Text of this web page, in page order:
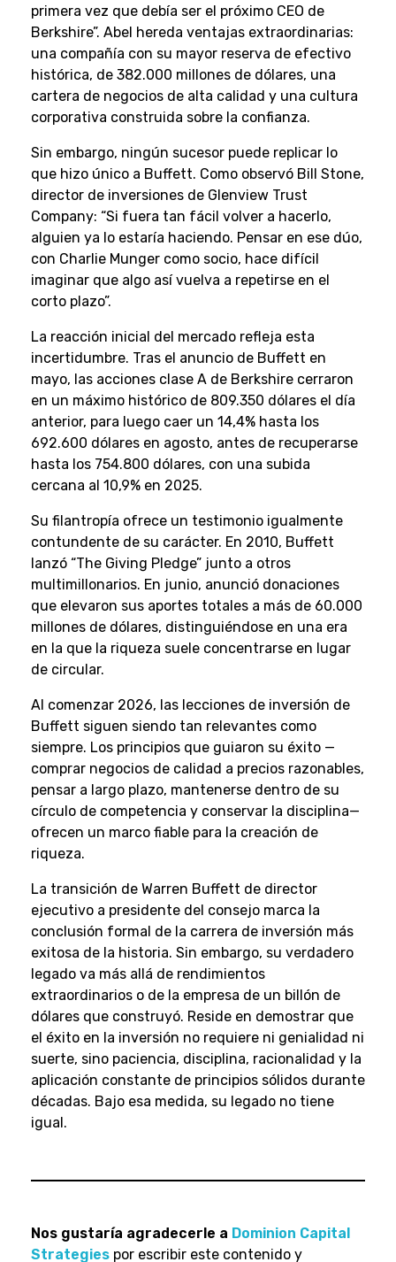
primera vez que debía ser el próximo CEO de
Berkshire”. Abel hereda ventajas extraordinarias:
una compañía con su mayor reserva de efectivo
histórica, de 382.000 millones de dólares, una
cartera de negocios de alta calidad y una cultura
corporativa construida sobre la confianza.
Sin embargo, ningún sucesor puede replicar lo
que hizo único a Buffett. Como observó Bill Stone,
director de inversiones de Glenview Trust
Company: “Si fuera tan fácil volver a hacerlo,
alguien ya lo estaría haciendo. Pensar en ese dúo,
con Charlie Munger como socio, hace difícil
imaginar que algo así vuelva a repetirse en el
corto plazo”.
La reacción inicial del mercado refleja esta
incertidumbre. Tras el anuncio de Buffett en
mayo, las acciones clase A de Berkshire cerraron
en un máximo histórico de 809.350 dólares el día
anterior, para luego caer un 14,4% hasta los
692.600 dólares en agosto, antes de recuperarse
hasta los 754.800 dólares, con una subida
cercana al 10,9% en 2025.
Su filantropía ofrece un testimonio igualmente
contundente de su carácter. En 2010, Buffett
lanzó “The Giving Pledge” junto a otros
multimillonarios. En junio, anunció donaciones
que elevaron sus aportes totales a más de 60.000
millones de dólares, distinguiéndose en una era
en la que la riqueza suele concentrarse en lugar
de circular.
Al comenzar 2026, las lecciones de inversión de
Buffett siguen siendo tan relevantes como
siempre. Los principios que guiaron su éxito —
comprar negocios de calidad a precios razonables,
pensar a largo plazo, mantenerse dentro de su
círculo de competencia y conservar la disciplina—
ofrecen un marco fiable para la creación de
riqueza.
La transición de Warren Buffett de director
ejecutivo a presidente del consejo marca la
conclusión formal de la carrera de inversión más
exitosa de la historia. Sin embargo, su verdadero
legado va más allá de rendimientos
extraordinarios o de la empresa de un billón de
dólares que construyó. Reside en demostrar que
el éxito en la inversión no requiere ni genialidad ni
suerte, sino paciencia, disciplina, racionalidad y la
aplicación constante de principios sólidos durante
décadas. Bajo esa medida, su legado no tiene
igual.
Nos gustaría agradecerle a Dominion Capital
Strategies por escribir este contenido y